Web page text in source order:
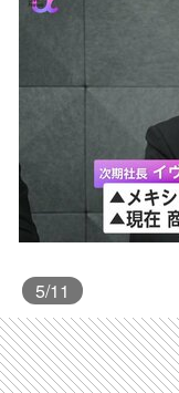
5/11